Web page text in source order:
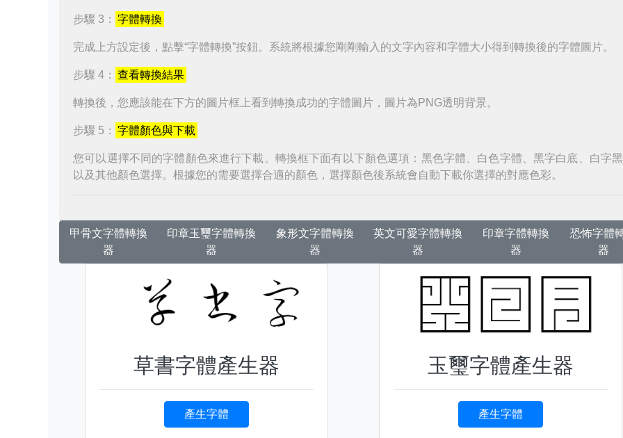
步驟 3： 字體轉換
完成上方設定後，點擊“字體轉換”按鈕。系統將根據您剛剛輸入的文字內容和字體大小得到轉換後的字體圖片。
步驟 4： 查看轉換結果
轉換後，您應該能在下方的圖片框上看到轉換成功的字體圖片，圖片為PNG透明背景。
步驟 5： 字體顏色與下載
您可以選擇不同的字體顏色來進行下載。轉換框下面有以下顏色選項：黑色字體、白色字體、黑字白底、白字
以及其他顏色選擇。根據您的需要選擇合適的顏色，選擇顏色後系統會自動下載你選擇的對應色彩。
甲骨文字體轉換
器
印章玉璽字體轉換
器
象形文字體轉換
器
英文可愛字體轉換
器
印章字體轉換
器
恐怖字體
器
草書字體產生器
產生字體
玉璽字體產生器
產生字體